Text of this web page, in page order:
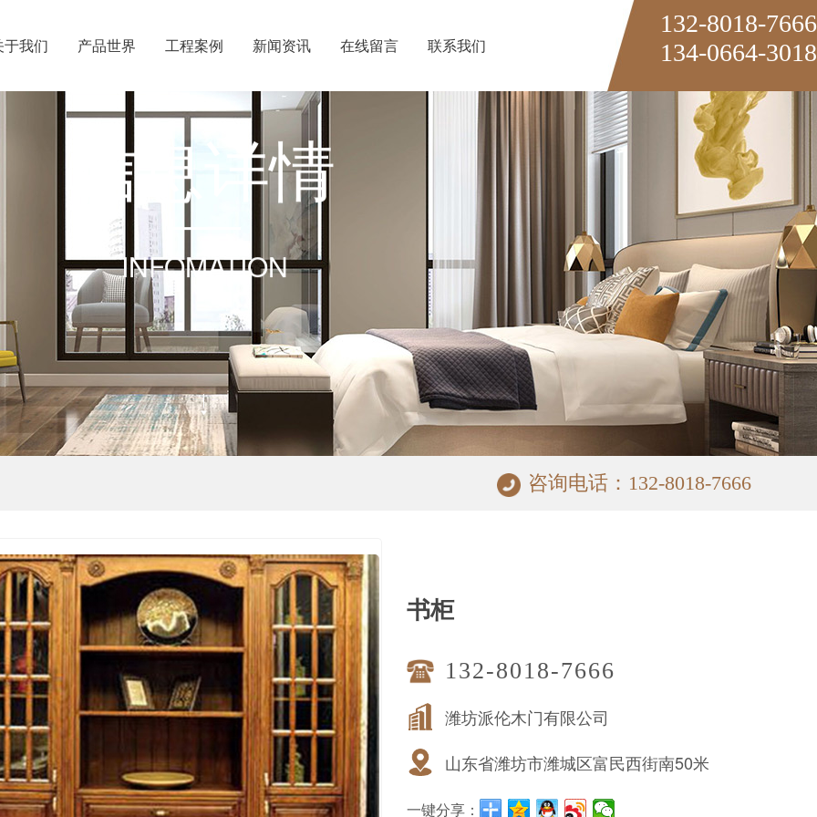
于我们 产品世界 工程案例 新闻资讯 在线留言 联系我们
132-8018-7666
134-0664-3018
信 息详情
INFOMATION
咨询电话：132-8018-7666
书柜
132-8018-7666
潍坊派伦木门有限公司
山东省潍坊市潍城区富民西街南50米
一键分享：